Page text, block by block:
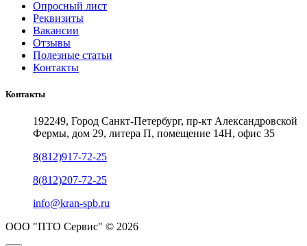
Опросный лист
Реквизиты
Вакансии
Отзывы
Полезные статьи
Контакты
Контакты
192249, Город Санкт-Петербург, пр-кт Александровской
Фермы, дом 29, литера П, помещение 14Н, офис 35
8(812)917-72-25
8(812)207-72-25
info@kran-spb.ru
ООО "ПТО Сервис" © 2026